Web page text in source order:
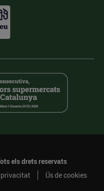
els drets reservats
Ús de cookies